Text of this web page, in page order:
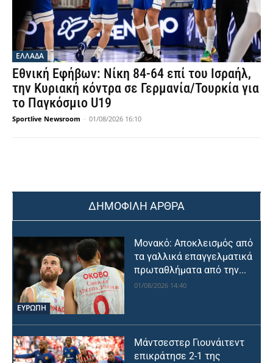
ΕΛΛΑΔΑ
Εθνική Εφήβων: Νίκη 84-64 επί του Ισραήλ,
την Κυριακή κόντρα σε Γερμανία/Τουρκία για
το Παγκόσμιο U19
Sportlive Newsroom - 01/08/2026 16:10
ΔΗΜΟΦΙΛΗ ΑΡΘΡΑ
ΕΥΡΩΠΗ
Μονακό: Αποκλεισμός από
τα γαλλικά επαγγελματικά
πρωταθλήματα από την...
01/08/2026 14:40
Μάντσεστερ Γιουνάιτεντ
επικράτησε 2-1 της